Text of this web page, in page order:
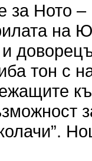
за Ното
тон с